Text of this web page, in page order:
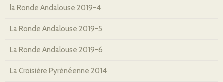
la Ronde Andalouse 2019-4
La Ronde Andalouse 2019-5
La Ronde Andalouse 2019-6
La Croisiére Pyrénéenne 2014